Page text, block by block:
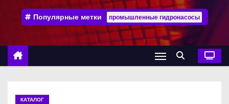
е
Популярные метки промышленные гидронасосы
КАТАЛОГ